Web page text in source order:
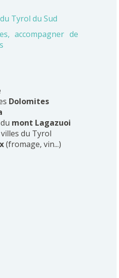
Tyrol du Sud
accompagner de
Dolomites
mont Lagazuoi
du Tyrol
(fromage, vin...)